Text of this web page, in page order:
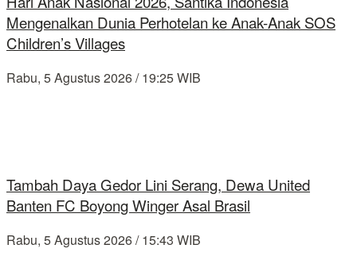
Mengenalkan Dunia Perhotelan ke Anak-Anak SOS
Children’s Villages
Rabu, 5 Agustus 2026 / 19:25 WIB
Tambah Daya Gedor Lini Serang, Dewa United
Banten FC Boyong Winger Asal Brasil
Rabu, 5 Agustus 2026 / 15:43 WIB